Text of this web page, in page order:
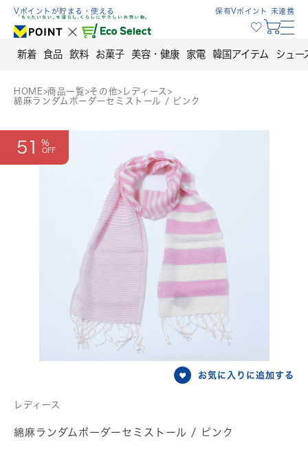
Skip
content
Vポイントが貯まる・使える 保有Vポイント 未連携
新着 食品 飲料 お菓子 美容・健康 家電 韓国アイテム シュー
HOME>商品一覧>その他> レディース >
綿麻ランダムボーダーセミストール / ピンク
51
お気に入りに追加する
レディース
綿麻ランダムボーダーセミストール / ピンク